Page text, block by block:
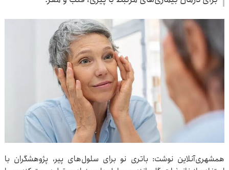
همشهری‌آنلاین نوشت: باتری نو برای سلول‌های پیر، پژوهشگران با